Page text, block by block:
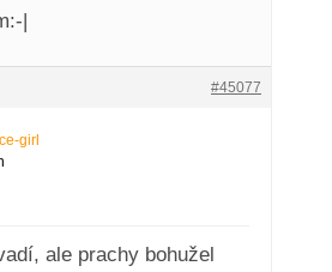
|
#45077
girl
ale prachy bohužel